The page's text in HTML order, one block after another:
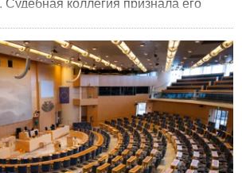
Судебная коллегия признала его
девяти пациенток. Судьи
подсудимый целенаправленно
доверием женщин, уверяя, что это